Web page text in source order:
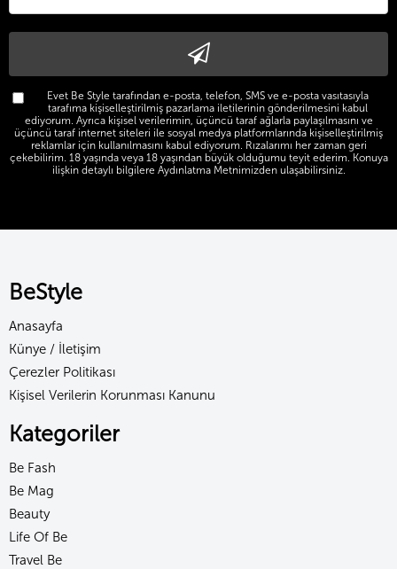
Evet Be Style tarafından e-posta, telefon, SMS ve e-posta vasıtasıyla
tarafıma kişiselleştirilmiş pazarlama iletilerinin gönderilmesini kabul
ediyorum. Ayrıca kişisel verilerimin, üçüncü taraf ağlarla paylaşılmasını ve
üçüncü taraf internet siteleri ile sosyal medya platformlarında kişiselleştirilmiş
reklamlar için kullanılmasını kabul ediyorum. Rızalarımı her zaman geri
çekebilirim. 18 yaşında veya 18 yaşından büyük olduğumu teyit ederim. Konuya
ilişkin detaylı bilgilere Aydınlatma Metnimizden ulaşabilirsiniz.
BeStyle
Anasayfa
Künye / İletişim
Çerezler Politikası
Kişisel Verilerin Korunması Kanunu
Kategoriler
Be Fash
Be Mag
Beauty
Life Of Be
Travel Be